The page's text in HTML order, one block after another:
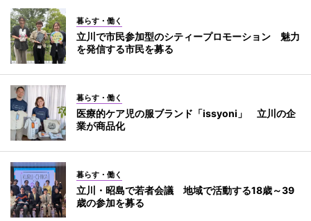
暮らす・働く
立川で市民参加型のシティープロモーション 魅力
を発信する市民を募る
暮らす・働く
医療的ケア児の服ブランド「issyoni」 立川の企
業が商品化
暮らす・働く
立川・昭島で若者会議 地域で活動する18歳～39
歳の参加を募る